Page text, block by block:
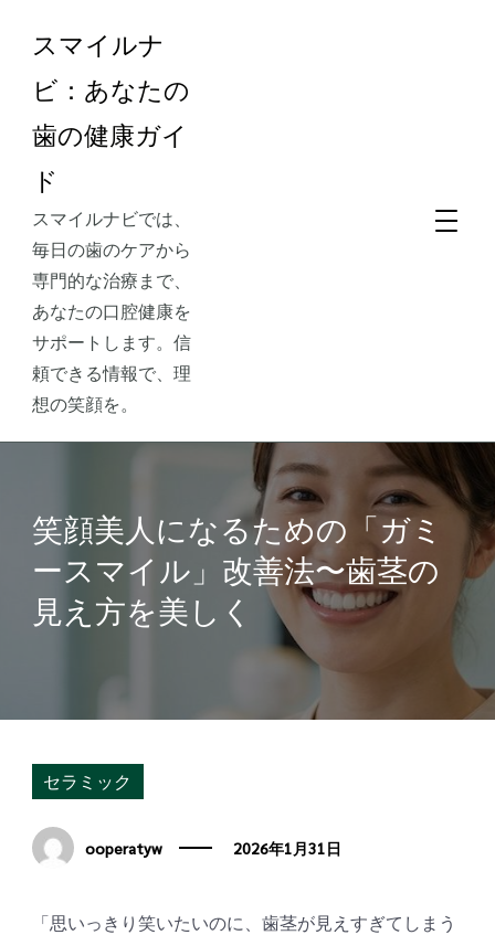
スマイルナ
ビ：あなたの
歯の健康ガイ
ド
スマイルナビでは、
毎日の歯のケアから
専門的な治療まで、
あなたの口腔健康を
サポートします。信
頼できる情報で、理
想の笑顔を。
笑顔美人になるための「ガミ
ースマイル」改善法〜歯茎の
見え方を美しく
セラミック
ooperatyw 2026年1月31日
「思いっきり笑いたいのに、歯茎が見えすぎてしまう